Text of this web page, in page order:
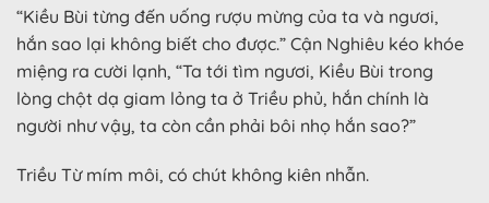
“Kiều Bùi từng đến uống rượu mừng của ta và ngươi,
hắn sao lại không biết cho được.” Cận Nghiêu kéo khóe
miệng ra cười lạnh, “Ta tới tìm ngươi, Kiều Bùi trong
lòng chột dạ giam lỏng ta ở Triều phủ, hắn chính là
người như vậy, ta còn cần phải bôi nhọ hắn sao?”
Triều Từ mím môi, có chút không kiên nhẫn.